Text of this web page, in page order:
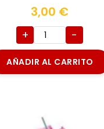
3,00 €
+ -
AÑADIR AL CARRITO